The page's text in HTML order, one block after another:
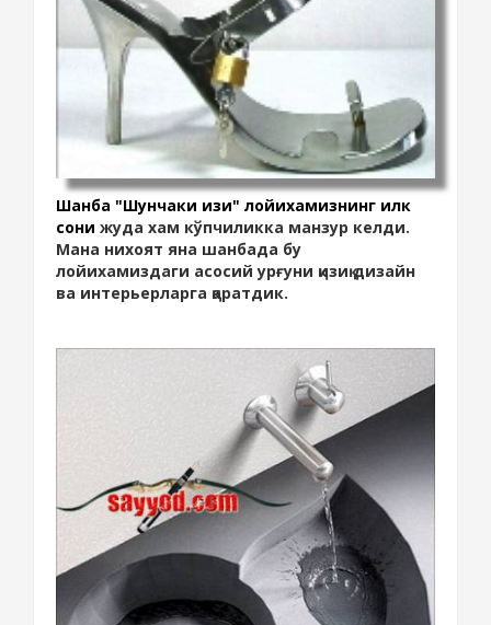
Шанба "Шунчаки қизиқ" лойихамизнинг илк
сони жуда хам кўпчиликка манзур келди.
Мана нихоят яна шанбада бу
лойихамиздаги асосий урғуни қизиқ дизайн
ва интерьерларга қаратдик.